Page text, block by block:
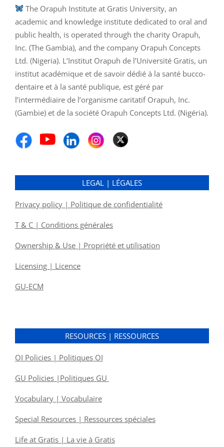
The Orapuh Institute at Gratis University, an
academic and knowledge institute dedicated to oral and
public health, is operated through the charity Orapuh,
Inc. (The Gambia), and the company Orapuh Concepts
Ltd. (Nigeria). L’Institut Orapuh de l’Université Gratis, un
institut académique et de savoir dédié à la santé bucco-
dentaire et à la santé publique, est géré par
l’intermédiaire de l’organisme caritatif Orapuh, Inc.
(Gambie) et de la société Orapuh Concepts Ltd. (Nigéria).
LEGAL | LÉGALES
Privacy policy | Politique de confidentialité
T & C | Conditions générales
Ownership & Use | Propriété et utilisation
Licensing | Licence
GU-ECM
RESOURCES | RESSOURCES
OI Policies | Politiques OI
GU Policies |Politiques GU
Vocabulary | Vocabulaire
Special Resources | Ressources spéciales
Life at Gratis | La vie à Gratis